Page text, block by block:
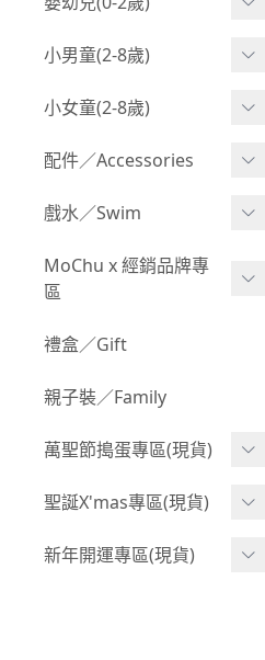
現貨.男童
BABY 包屁衣(短袖)
BABY 包屁衣(長袖)
BABY 外套
BABY 上身(短袖)
BABY 下身(短褲)
BABY 下身(長褲)
BABY 套裝(短袖)
BABY 套裝(長袖)
小男童(2-8歲)
Boy 上身(短袖)
Boy 上身(長袖)
Boy 套裝(短袖)
叢林探險系列
小紳士系列
韓國小歐巴
小女童(2-8歲)
Girl 上身(短袖)
Girl 上身(長袖)
Girl 下身(長褲)
Girl 套裝(短袖)
率性牛仔風
夢幻童話系列
小洋裝系列
配件／Accessories
Acc 口水巾
Acc 襪子
Acc 鞋子
Acc 餐具
Acc 寢具
Acc 其他
戲水／Swim
泳裝
泳具
野餐趣
MoChu x 經銷品牌專
區
©Wonchi 台灣 ｜ 兒童軟
©Disney 美國｜嬰兒用品
©風車圖書 台灣｜兒童圖
嘴
禮盒／Gift
親子裝／Family
萬聖節搗蛋專區(現貨)
萬聖造型頭套(3歲以上)
萬聖.嬰幼兒(0-2歲)
聖誕X'mas專區(現貨)
聖誕.嬰幼兒(0-2歲)
新年開運專區(現貨)